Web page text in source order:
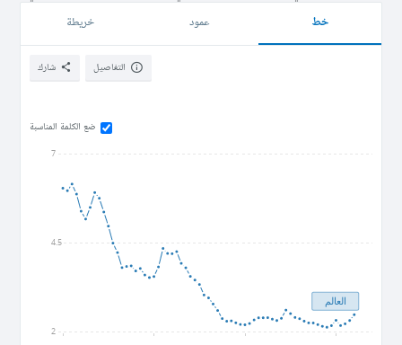
خط عمود خريطة
شارك التفاصيل
ضع الكلمة المناسبة
2
4.5
7
العالم